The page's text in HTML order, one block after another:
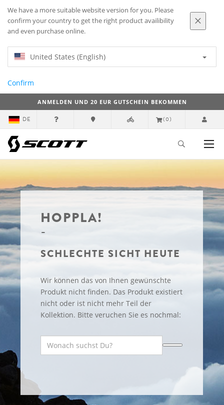
We have a more suitable website version for you. Please
confirm your country to get the right product availibility
and even purchase online.
United States (English)
Confirm
ANMELDEN UND 20 EUR GUTSCHEIN BEKOMMEN
DE (0)
HOPPLA!
SCHLECHTE SICHT HEUTE
Wir können das von Ihnen gewünschte
Produkt nicht finden. Das Produkt existiert
nicht oder ist nicht mehr Teil der
Kollektion. Bitte veruchen Sie es nochmal: